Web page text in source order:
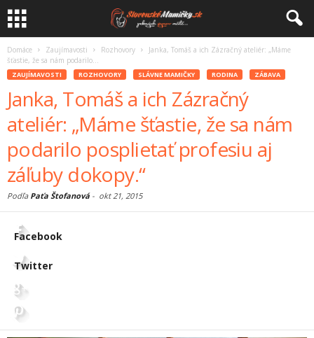
Domáce Zaujímavosti Rozhovory
Janka, Tomáš a ich Zázračný ateliér: „Máme
šťastie, že sa nám podarilo...
ZAUJÍMAVOSTI ROZHOVORY SLÁVNE MAMIČKY RODINA ZÁBAVA
Janka, Tomáš a ich Zázračný
ateliér: „Máme šťastie, že sa nám
podarilo posplietať profesiu aj
záľuby dokopy.“
Podľa Paťa Štofanová- okt 21, 2015
Facebook
Twitter